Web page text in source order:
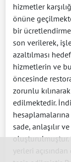
hizmetler
önüne
bir
son verilerek,
azaltılması
hizmetlerin ve
öncesinde
zorunlu
edilmektedir.
sade, anlaşılır
oluşturulmuştur.
yerleri